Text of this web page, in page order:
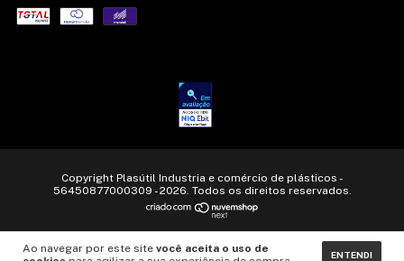
Ao navegar por este site você aceita o uso de
ENTENDI
Copyright Plasútil Industria e comércio de plásticos -
56450877000309 - 2026. Todos os direitos reservados.